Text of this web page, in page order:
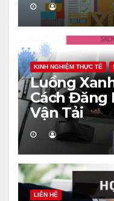
KINH NGHIỆM THỰC TẾ
Luồng
Cách Đăng
Vận Tải
LIÊN HỆ